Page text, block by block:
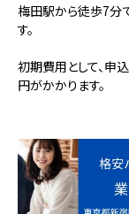
梅田駅から徒歩7分
す。
初期費用として、申
円がかかります。